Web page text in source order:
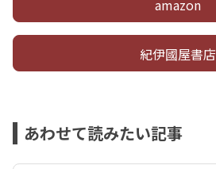
amazon
紀伊國屋書店
あわせて読みたい記事